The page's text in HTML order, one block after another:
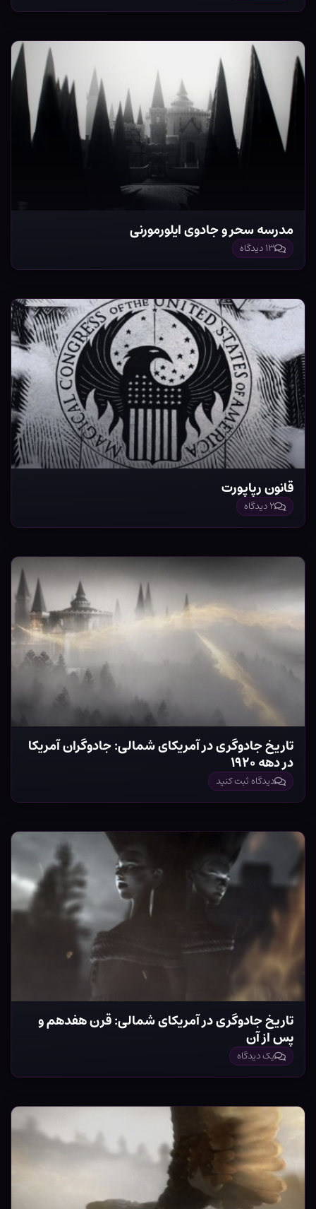
مدرسه سحر و جادوی ایلورمورنی
۱۳ دیدگاه
قانون رپاپورت
۲ دیدگاه
تاریخ جادوگری در آمریکای شمالی: جادوگران آمریکا
در دهه ۱۹۲۰
دیدگاه ثبت کنید
تاریخ جادوگری در آمریکای شمالی: قرن هفدهم و
پس از آن
یک دیدگاه